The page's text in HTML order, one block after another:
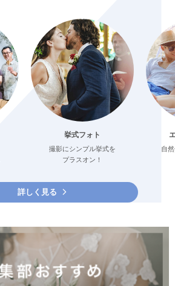
挙式フォト
撮影にシンプル挙式を
プラスオン！
自
詳しく見る